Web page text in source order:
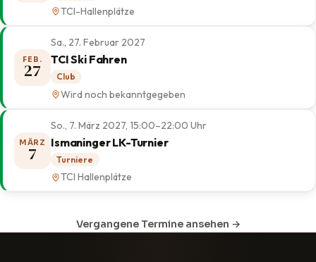
TCI-Hallenplätze
FEB.
27
Sa., 27. Februar 2027
TCI Ski Fahren
Club
Wird noch bekanntgegeben
MÄRZ
7
So., 7. März 2027, 15:00–22:00 Uhr
Ismaninger LK-Turnier
Turniere
TCI Hallenplätze
Vergangene Termine ansehen →